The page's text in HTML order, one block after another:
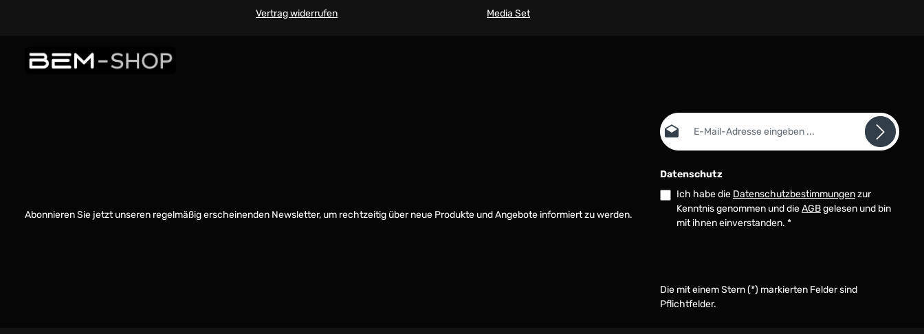
Vertrag widerrufen
Media Set
Abonnieren Sie jetzt unseren regelmäßig erscheinenden Newsletter, um rechtzeitig über neue Produkte und Angebote informiert zu werden.
E-Mail-Adresse*
Datenschutz
Ich habe die Datenschutzbestimmungenzur
Kenntnis genommen und dieAGBgelesen und bin
mit ihnen einverstanden. *
Die mit einem Stern (*) markierten Felder sind
Pflichtfelder.